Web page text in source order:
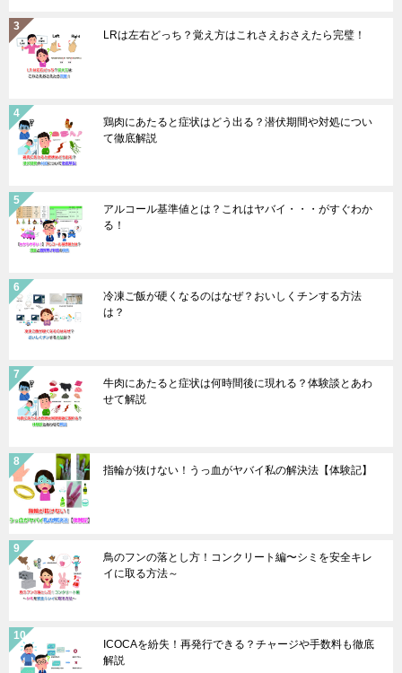
LRは左右どっち？覚え方はこれさえおさえたら完璧！
鶏肉にあたると症状はどう出る？潜伏期間や対処につい
て徹底解説
アルコール基準値とは？これはヤバイ・・・がすぐわか
る！
冷凍ご飯が硬くなるのはなぜ？おいしくチンする方法
は？
牛肉にあたると症状は何時間後に現れる？体験談とあわ
せて解説
指輪が抜けない！うっ血がヤバイ私の解決法【体験記】
鳥のフンの落とし方！コンクリート編〜シミを安全キレ
イに取る方法～
ICOCAを紛失！再発行できる？チャージや手数料も徹底
解説